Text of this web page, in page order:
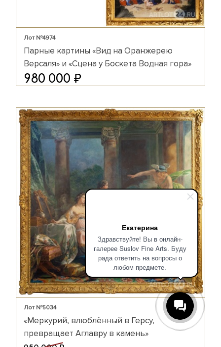
Екатерина
Здравствуйте! Вы в онлайн-
галерее Suslov Fine Arts. Буду
рада ответить на вопросы о
любом предмете.
Лот №4974
Парные картины «Вид на Оранжерею
Версаля» и «Сцена у Боскета Водная гора»
980 000 ₽
Лот №5034
«Меркурий, влюблённый в Герсу,
превращает Аглавру в камень»